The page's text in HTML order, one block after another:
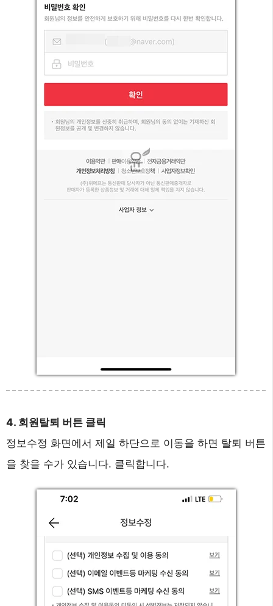
4. 회원탈퇴 버튼 클릭
정보수정 화면에서 제일 하단으로 이동을 하면 탈퇴 버튼
을 찾을 수가 있습니다. 클릭합니다.